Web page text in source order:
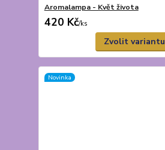
Aromalampa - Květ života
420 Kč/ks
Zvolit variantu
Novinka